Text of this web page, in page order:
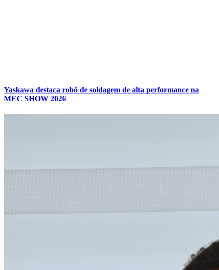
Yaskawa destaca robô de soldagem de alta performance na
MEC SHOW 2026